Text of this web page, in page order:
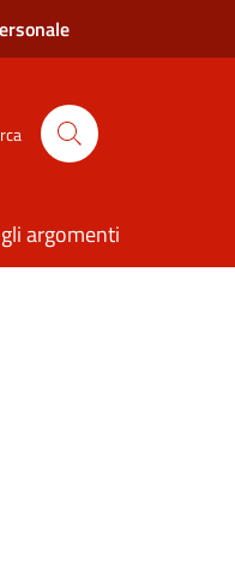
argomenti